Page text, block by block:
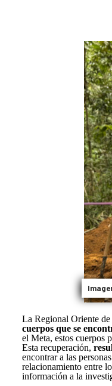
Entes y
Otras
La Regional Oriente
cuerpos que se
el Meta, estos cuerpos
Esta recuperación,
encontrar a las
relacionamiento entre
información a la